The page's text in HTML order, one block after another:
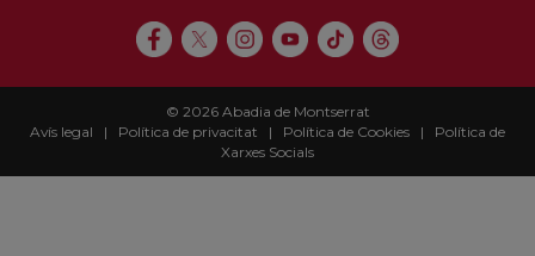
© 2026 Abadia de Montserrat
Avís legal | Política de privacitat | Política de Cookies | Política de
Xarxes Socials